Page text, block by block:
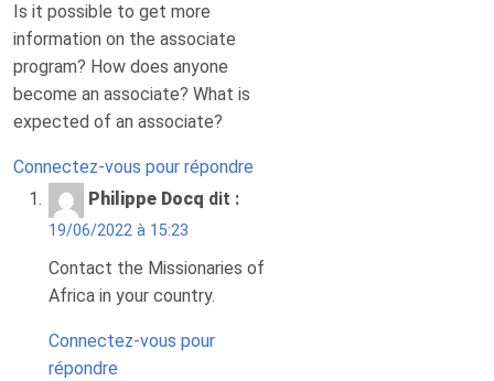
Is it possible to get more
information on the associate
program? How does anyone
become an associate? What is
expected of an associate?
Connectez-vous pour répondre
Philippe Docq dit :
19/06/2022 à 15:23
Contact the Missionaries of
Africa in your country.
Connectez-vous pour
répondre